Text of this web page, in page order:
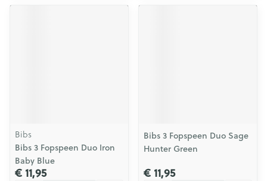
Bibs
Bibs 3 Fopspeen Duo Iron
Baby Blue
€ 11,95
Bibs 3 Fopspeen Duo Sage
Hunter Green
€ 11,95